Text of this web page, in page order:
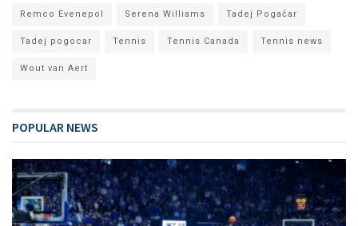
Remco Evenepol Serena Williams Tadej Pogačar
Tadej pogocar Tennis Tennis Canada Tennis news
Wout van Aert
POPULAR NEWS